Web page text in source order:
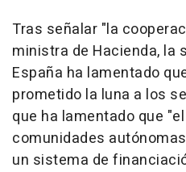
Tras señalar "la
ministra de Hacienda, la
España ha lamentado
prometido la luna a los
que ha lamentado que
comunidades
un sistema de